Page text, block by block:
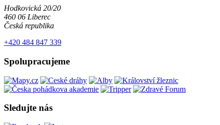
Hodkovická 20/20
460 06 Liberec
Česká republika
+420 484 847 339
Spolupracujeme
Sledujte nás